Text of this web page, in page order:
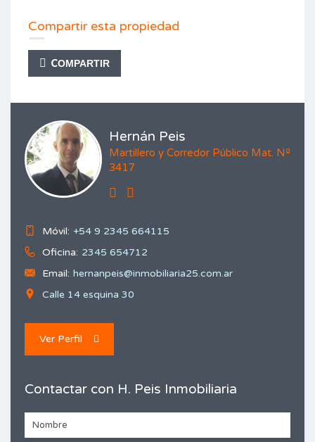
Compartir esta propiedad
COMPARTIR
Hernán Peis
Martillero y Corredor Público Mat. Nº
3417
Móvil: +54 9 2345 664115
Oficina: 2345 654712
Email: hernanpeis@inmobiliaria25.com.ar
Calle 14 esquina 30
Ver Perfil
Contactar con H. Peis Inmobiliaria